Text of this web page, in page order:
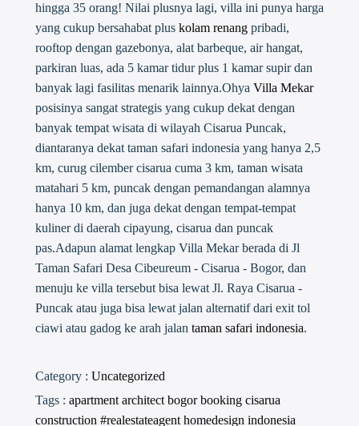
hingga 35 orang! Nilai plusnya lagi, villa ini punya harga
yang cukup bersahabat plus kolam renangpribadi,
rooftop dengan gazebonya, alat barbeque, air hangat,
parkiran luas, ada 5 kamar tidur plus 1 kamar supir dan
banyak lagi fasilitas menarik lainnya.Ohya Villa Mekar
posisinya sangat strategis yang cukup dekat dengan
banyak tempat wisata di wilayah Cisarua Puncak,
diantaranya dekat taman safari indonesia yang hanya 2,5
km, curug cilember cisarua cuma 3 km, taman wisata
matahari 5 km, puncak dengan pemandangan alamnya
hanya 10 km, dan juga dekat dengan tempat-tempat
kuliner di daerah cipayung, cisarua dan puncak
pas.Adapun alamat lengkap Villa Mekar berada di Jl
Taman Safari Desa Cibeureum - Cisarua - Bogor, dan
menuju ke villa tersebut bisa lewat Jl. Raya Cisarua -
Puncak atau juga bisa lewat jalan alternatif dari exit tol
ciawi atau gadog ke arah jalan taman safari indonesia.
Category : Uncategorized
Tags : apartment architect bogorbooking cisarua
construction #realestateagent homedesign indonesia